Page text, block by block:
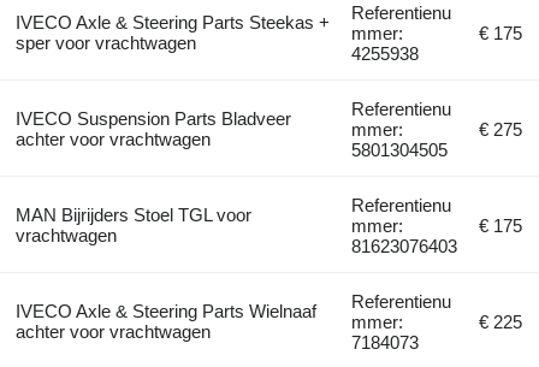
IVECO Axle & Steering Parts Steekas +
sper voor vrachtwagen
Referentienu
mmer:
4255938
€ 175
IVECO Suspension Parts Bladveer
achter voor vrachtwagen
Referentienu
mmer:
5801304505
€ 275
MAN Bijrijders Stoel TGL voor
vrachtwagen
Referentienu
mmer:
81623076403
€ 175
IVECO Axle & Steering Parts Wielnaaf
achter voor vrachtwagen
Referentienu
mmer:
7184073
€ 225